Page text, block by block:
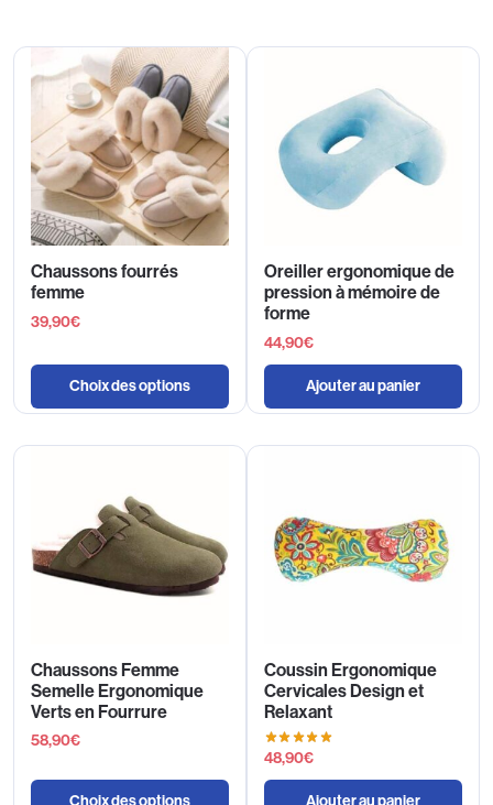
Chaussons fourrés
femme
39,90€
Choix des options
Oreiller ergonomique de
pression à mémoire de
forme
44,90€
Ajouter au panier
Chaussons Femme
Semelle Ergonomique
Verts en Fourrure
58,90€
Coussin Ergonomique
Cervicales Design et
Relaxant
48,90€